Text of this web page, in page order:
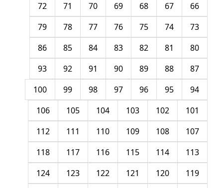
66
67
68
69
70
71
72
73
74
75
76
77
78
79
80
81
82
83
84
85
86
87
88
89
90
91
92
93
94
95
96
97
98
99
100
101
102
103
104
105
106
107
108
109
110
111
112
113
114
115
116
117
118
119
120
121
122
123
124